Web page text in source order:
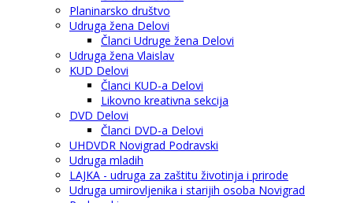
Planinarsko društvo
Udruga žena Delovi
Članci Udruge žena Delovi
Udruga žena Vlaislav
KUD Delovi
Članci KUD-a Delovi
Likovno kreativna sekcija
DVD Delovi
Članci DVD-a Delovi
UHDVDR Novigrad Podravski
Udruga mladih
LAJKA - udruga za zaštitu životinja i prirode
Udruga umirovljenika i starijih osoba Novigrad